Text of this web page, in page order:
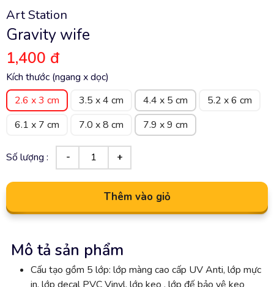
Art Station
Gravity wife
1,400 đ
Kích thước (ngang x dọc)
2.6 x 3 cm
3.5 x 4 cm 4.4 x 5 cm
5.2 x 6 cm
6.1 x 7 cm
7.0 x 8 cm 7.9 x 9 cm
Số lượng :
Thêm vào giỏ
Mô tả sản phẩm
Cấu tạo gồm 5 lớp: lớp màng cao cấp UV Anti, lớp mực